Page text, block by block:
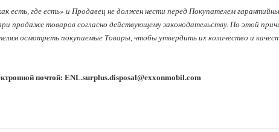
есть, где есть» и Продавец не должен нести перед Покупателем
продаже товаров согласно действующему законодательству. По этой
осмотреть покупаемые Товары, чтобы утвердить их количество и
почтой: ENL.surplus.disposal@exxonmobil.com